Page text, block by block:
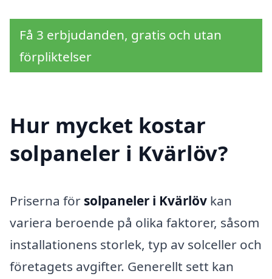
Få 3 erbjudanden, gratis och utan
förpliktelser
Hur mycket kostar
solpaneler i Kvärlöv?
Priserna för solpaneler i Kvärlöv kan
variera beroende på olika faktorer, såsom
installationens storlek, typ av solceller och
företagets avgifter. Generellt sett kan